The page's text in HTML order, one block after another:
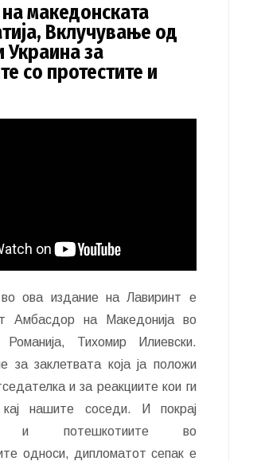
македонската
Вклучување од
Украина за
со протестите и
во ова издание на Лавиринт е
Амбасдор на Македонија во
Тихомир Илиевски.
за заклетвата која ја положи
и за реакциите кои ги
кај нашите соседи. И покрај
и потешкотиите во
односи, дипломатот сепак е